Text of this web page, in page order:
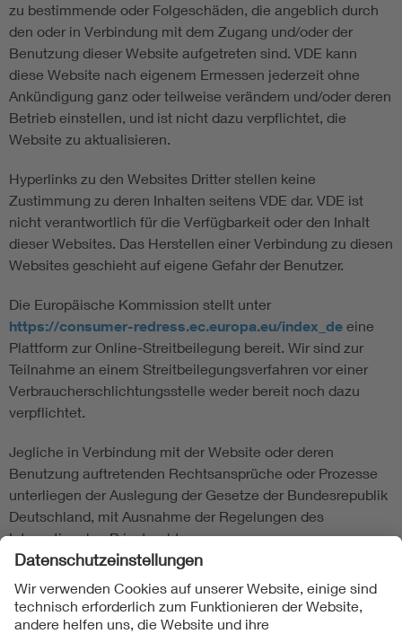
zu bestimmende oder Folgeschäden, die angeblich durch
den oder in Verbindung mit dem Zugang und/oder der
Benutzung dieser Website aufgetreten sind. VDE kann
diese Website nach eigenem Ermessen jederzeit ohne
Ankündigung ganz oder teilweise verändern und/oder deren
Betrieb einstellen, und ist nicht dazu verpflichtet, die
Website zu aktualisieren.
Hyperlinks zu den Websites Dritter stellen keine
Zustimmung zu deren Inhalten seitens VDE dar. VDE ist
nicht verantwortlich für die Verfügbarkeit oder den Inhalt
dieser Websites. Das Herstellen einer Verbindung zu diesen
Websites geschieht auf eigene Gefahr der Benutzer.
Die Europäische Kommission stellt unter
https://consumer-redress.ec.europa.eu/index_de eine
Plattform zur Online-Streitbeilegung bereit. Wir sind zur
Teilnahme an einem Streitbeilegungsverfahren vor einer
Verbraucherschlichtungsstelle weder bereit noch dazu
verpflichtet.
Jegliche in Verbindung mit der Website oder deren
Benutzung auftretenden Rechtsansprüche oder Prozesse
unterliegen der Auslegung der Gesetze der Bundesrepublik
Deutschland, mit Ausnahme der Regelungen des
Internationalen Privatrechts.